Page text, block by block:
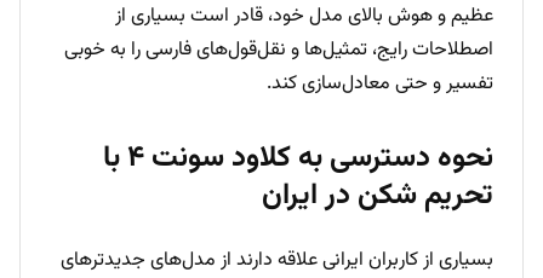
عظیم و هوش بالای مدل خود، قادر است بسیاری از
اصطلاحات رایج، تمثیل‌ها و نقل‌قول‌های فارسی را به خوبی
تفسیر و حتی معادل‌سازی کند.
نحوه دسترسی به کلاود سونت ۴ با
تحریم شکن در ایران
بسیاری از کاربران ایرانی علاقه دارند از مدل‌های جدیدتر‌های